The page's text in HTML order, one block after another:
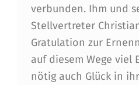
verbunden. Ihm und
Stellvertreter
Gratulation zur
auf diesem Wege viel
nötig auch Glück in